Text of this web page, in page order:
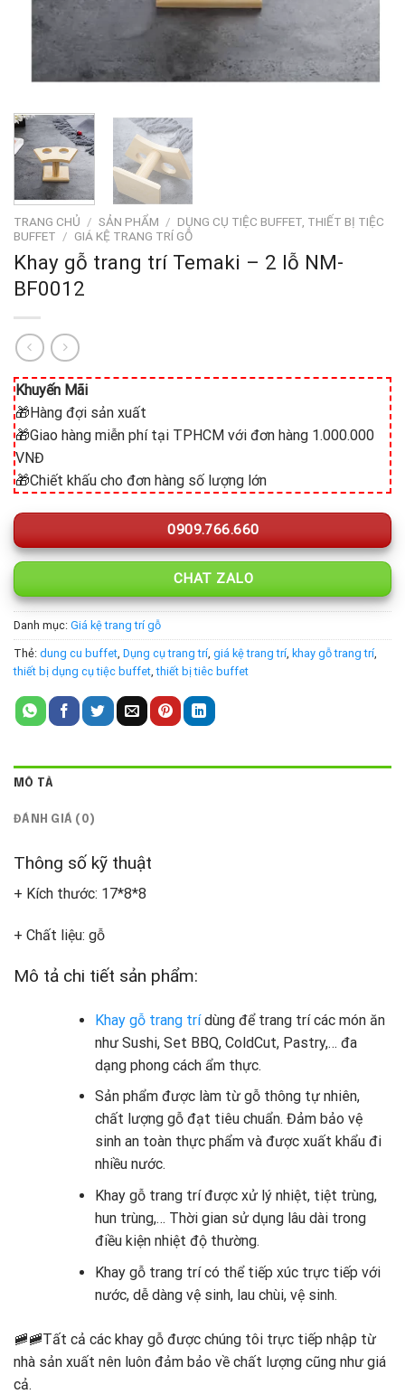
TRANG CHỦ / SẢN PHẨM / DỤNG CỤ TIỆC BUFFET, THIẾT BỊ TIỆC
BUFFET / GIÁ KỆ TRANG TRÍ GỖ
Khay gỗ trang trí Temaki – 2 lỗ NM-
BF0012
Khuyến Mãi
🎁Hàng đợi sản xuất
🎁Giao hàng miễn phí tại TPHCM với đơn hàng 1.000.000
VNĐ
🎁Chiết khấu cho đơn hàng số lượng lớn
0909.766.660
CHAT ZALO
Danh mục: Giá kệ trang trí gỗ
Thẻ: dung cu buffet Dụng cụ trang trí giá kệ trang trí khay gỗ trang trí
thiết bị dụng cụ tiệc buffet ,thiết bị tiêc buffet
MÔ TẢ
ĐÁNH GIÁ (0)
Thông số kỹ thuật
+ Kích thước: 17*8*8
+ Chất liệu: gỗ
Mô tả chi tiết sản phẩm:
Khay gỗ trang trídùng để trang trí các món ăn
như Sushi, Set BBQ, ColdCut, Pastry,… đa
dạng phong cách ẩm thực.
Sản phẩm được làm từ gỗ thông tự nhiên,
chất lượng gỗ đạt tiêu chuẩn. Đảm bảo vệ
sinh an toàn thực phẩm và được xuất khẩu đi
nhiều nước.
Khay gỗ trang trí được xử lý nhiệt, tiệt trùng,
hun trùng,… Thời gian sử dụng lâu dài trong
điều kiện nhiệt độ thường.
Khay gỗ trang trí có thể tiếp xúc trực tiếp với
nước, dễ dàng vệ sinh, lau chùi, vệ sinh.
🚞🚞Tất cả các khay gỗ được chúng tôi trực tiếp nhập từ
nhà sản xuất nên luôn đảm bảo về chất lượng cũng như giá
cả.